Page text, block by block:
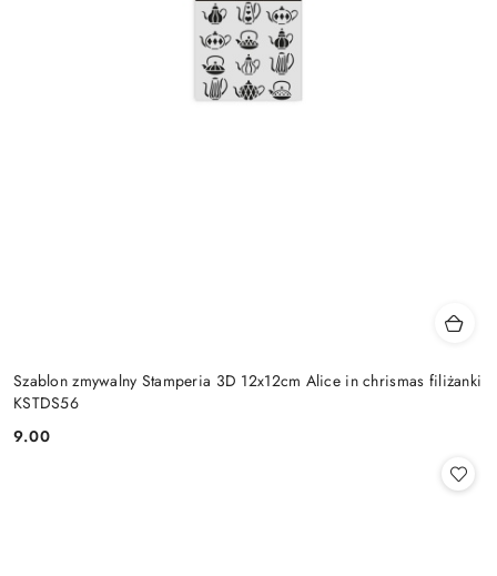
Szablon zmywalny Stamperia 3D 12x12cm Alice in chrismas filiżanki
KSTDS56
Cena:
9.00